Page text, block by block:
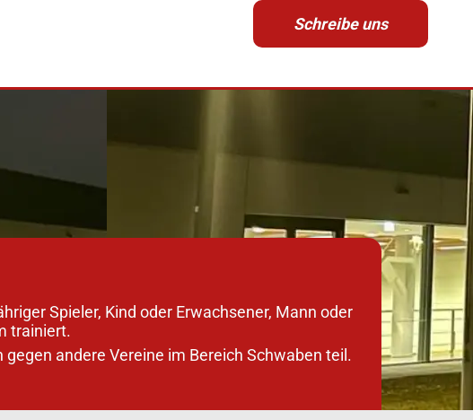
Schreibe uns
Spieler, Kind oder Erwachsener, Mann oder
trainiert.
andere Vereine im Bereich Schwaben teil.